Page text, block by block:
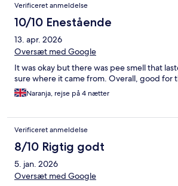
Verificeret anmeldelse
10/10 Enestående
13. apr. 2026
Oversæt med Google
It was okay but there was pee smell that
sure where it came from. Overall, good for
Naranja, rejse på 4 nætter
Verificeret anmeldelse
8/10 Rigtig godt
5. jan. 2026
Oversæt med Google